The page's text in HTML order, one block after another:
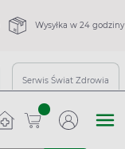
Wysyłka w 24 godziny
Serwis Świat Zdrowia
sztuk